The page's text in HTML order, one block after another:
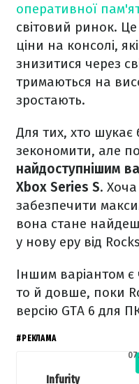
оперативної
світовий ринок.
ціни на консолі,
знизитися через
тримаються на
зростають.
Для тих, хто шукає
зекономити, але
найдоступнішим
Xbox Series S.
забезпечити
вона стане
у нову еру від
Іншим варіантом є
то й довше, поки
версію GTA 6 для
#РЕКЛАМА
Infurity